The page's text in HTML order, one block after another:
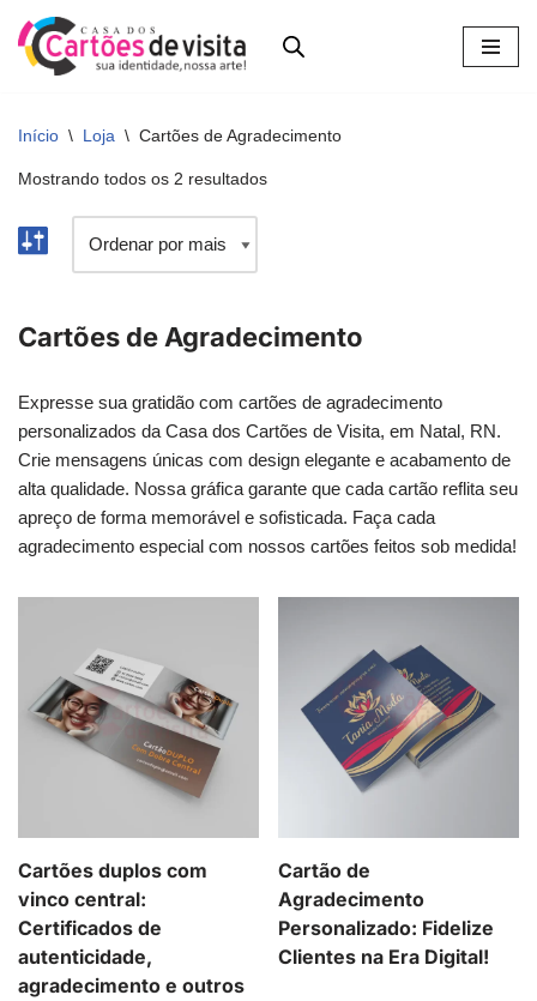
Pular
Início \ Loja \ Cartões de Agradecimento
Mostrando todos os 2 resultados
Cartões de Agradecimento
Expresse sua gratidão com cartões de agradecimento
personalizados da Casa dos Cartões de Visita, em Natal, RN.
Crie mensagens únicas com design elegante e acabamento de
alta qualidade. Nossa gráfica garante que cada cartão reflita seu
apreço de forma memorável e sofisticada. Faça cada
agradecimento especial com nossos cartões feitos sob medida!
Cartões duplos com
vinco central:
Certificados de
autenticidade,
agradecimento e outros
Cartão de
Agradecimento
Personalizado: Fidelize
Clientes na Era Digital!